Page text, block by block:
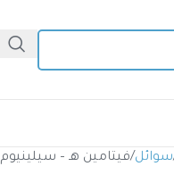
سوائل فيتامين هـ – سيلينيوم 10 %